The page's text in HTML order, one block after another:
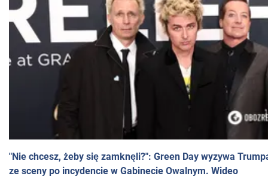
"Nie chcesz, żeby się zamknęli?": Green Day wyzywa
ze sceny po incydencie w Gabinecie Owalnym. Wideo